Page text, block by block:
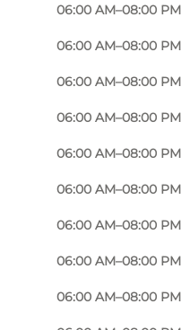
06:00 AM–08:00 PM
06:00 AM–08:00 PM
06:00 AM–08:00 PM
06:00 AM–08:00 PM
06:00 AM–08:00 PM
06:00 AM–08:00 PM
06:00 AM–08:00 PM
06:00 AM–08:00 PM
06:00 AM–08:00 PM
by the local artist
one of the most
Denmark. He
precision as id it